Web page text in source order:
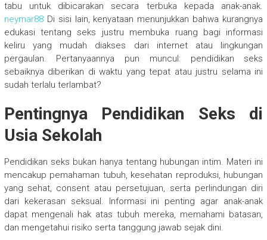
tabu untuk dibicarakan secara terbuka kepada anak-anak.
neymar88Di sisi lain, kenyataan menunjukkan bahwa kurangnya
edukasi tentang seks justru membuka ruang bagi informasi
keliru yang mudah diakses dari internet atau lingkungan
pergaulan. Pertanyaannya pun muncul: pendidikan seks
sebaiknya diberikan di waktu yang tepat atau justru selama ini
sudah terlalu terlambat?
Pentingnya Pendidikan Seks di
Usia Sekolah
Pendidikan seks bukan hanya tentang hubungan intim. Materi ini
mencakup pemahaman tubuh, kesehatan reproduksi, hubungan
yang sehat, consent atau persetujuan, serta perlindungan diri
dari kekerasan seksual. Informasi ini penting agar anak-anak
dapat mengenali hak atas tubuh mereka, memahami batasan,
dan mengetahui risiko serta tanggung jawab sejak dini.